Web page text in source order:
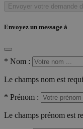
Envoyer votre demande
Envoyez un message à
* Nom :
Le champs nom est
* Prénom :
Le champs prénom est